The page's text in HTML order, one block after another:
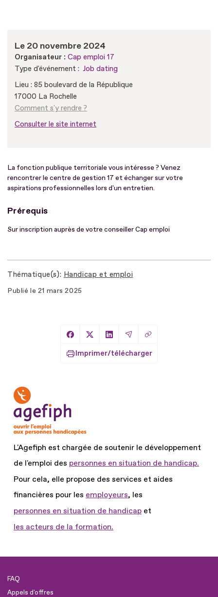
Le 20 novembre 2024
Organisateur : Cap emploi 17
Type d'événement : Job dating
Lieu : 85 boulevard de la République
17000 La Rochelle
Comment s'y rendre ?
Consulter le site internet
La fonction publique territoriale vous intéresse ? Venez
rencontrer le centre de gestion 17 et échanger sur votre
aspirations professionnelles lors d'un entretien.
Prérequis
Sur inscription auprès de votre conseiller Cap emploi
Thématique(s) Handicap et emploi
Publié le 21 mars 2025
Partager sur Facebook
Partager sur X
Partager sur LinkedIn
Partager par Email
Copier le lien
Imprimer/télécharger
L'Agefiph est chargée de soutenir le développement
de l'emploi des personnes en situation de handicap.
Pour cela, elle propose des services et aides
financières pour les employeurs, les
personnes en situation de handicap et
les acteurs de la formation.
FAQ
Appels d'offres